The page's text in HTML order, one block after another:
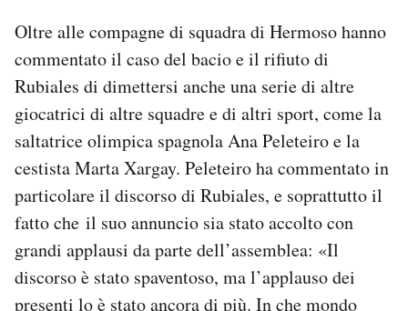
Oltre alle compagne di squadra di Hermoso hanno
commentato il caso del bacio e il rifiuto di
Rubiales di dimettersi anche una serie di altre
giocatrici di altre squadre e di altri sport, come la
saltatrice olimpica spagnola Ana Peleteiro e la
cestista Marta Xargay. Peleteiro ha commentato in
particolare il discorso di Rubiales, e soprattutto il
fatto che il suo annuncio sia stato accolto con
grandi applausi da parte dell’assemblea: «Il
discorso è stato spaventoso, ma l’applauso dei
presenti lo è stato ancora di più. In che mondo